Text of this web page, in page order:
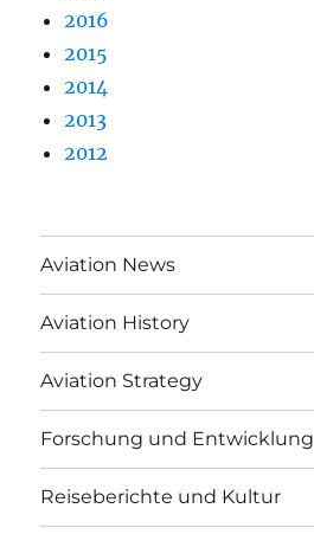
2016
2015
2014
2013
2012
Aviation News
Aviation History
Aviation Strategy
Forschung und Entwicklung
Reiseberichte und Kultur